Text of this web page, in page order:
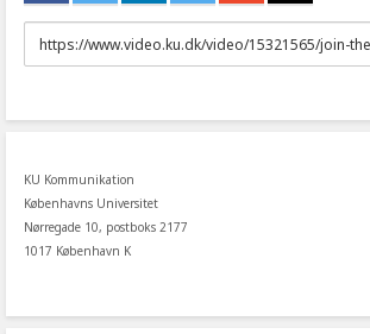
URL
to
KU Kommunikation
Københavns Universitet
Nørregade 10, postboks 2177
1017 København K